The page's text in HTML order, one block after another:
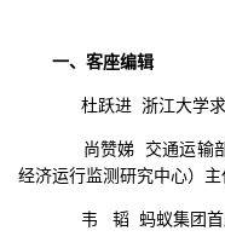
一、客座编辑
杜跃进 浙江大学求
尚赞娣 交通运输部
经济运行监测研究中心）
韦 韬 蚂蚁集团首